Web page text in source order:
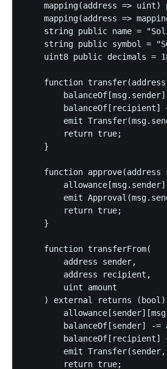
mapping(address => uint)
mapping(address =>
string public name =
string public symbol =
uint8 public decimals =
function
balanceOf[recipient]
emit
        return true;
    }
function approve(address
emit
        return true;
    }
    function transferFrom(
        address sender,
        address recipient,
        uint amount
) external returns (bool)
balanceOf[sender] -=
balanceOf[recipient]
emit
        return true;